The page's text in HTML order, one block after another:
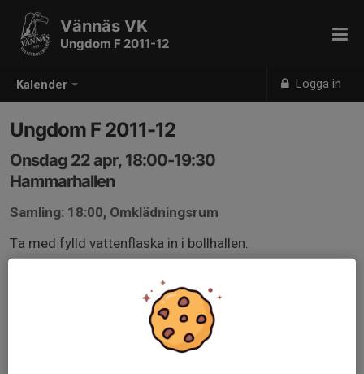
Kalender Logga in
Vännäs VK
Ungdom F 2011-12
Ungdom F 2011-12
Onsdag 22 apr, 18:00-19:30
Hammarhallen
Samling: 18:00, Omklädningsrum
Ta med fylld vattenflaska in i bollhallen.